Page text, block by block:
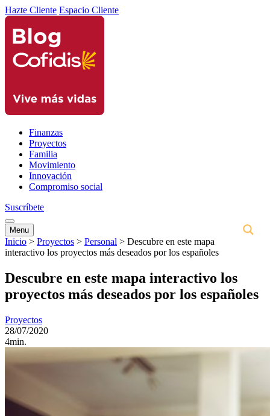
Hazte Cliente Espacio Cliente
Finanzas
Proyectos
Familia
Movimiento
Innovación
Compromiso social
Suscríbete
Menu
Inicio > Proyectos > Personal > Descubre en este mapa
interactivo los proyectos más deseados por los españoles
Descubre en este mapa interactivo los
proyectos más deseados por los españoles
Proyectos
28/07/2020
4min.